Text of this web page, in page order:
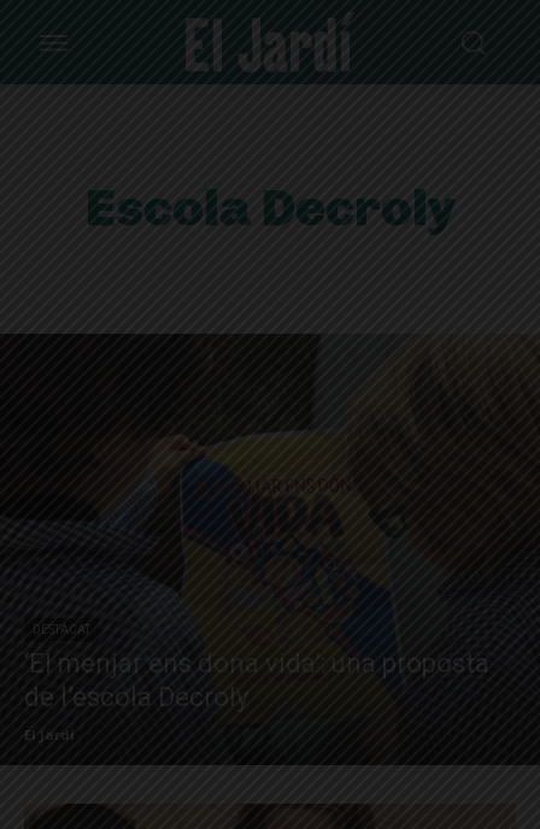
Escola Decroly
DESTACAT
‘El menjar ens dona vida’: una proposta
de l’escola Decroly
El Jardí